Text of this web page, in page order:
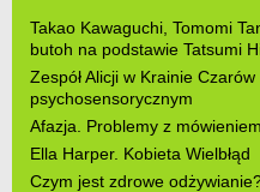
Takao Kawaguchi, Tomomi
butoh na podstawie Tatsumi
Zespół Alicji w Krainie
psychosensorycznym
Afazja. Problemy z
Ella Harper. Kobieta Wielbłąd
Czym jest zdrowe